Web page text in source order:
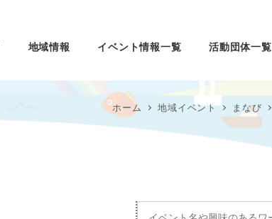
地域情報 イベント情報一覧 活動団体一覧
ホーム 地域イベント まなび
イ